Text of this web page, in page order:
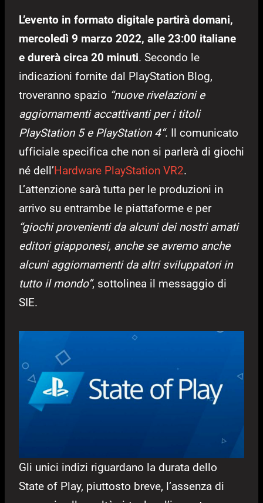
L’evento in formato digitale partirà domani,
mercoledì 9 marzo 2022, alle 23:00 italiane
e durerà circa 20 minuti. Secondo le
indicazioni fornite dal PlayStation Blog,
troveranno spazio “nuove rivelazioni e
aggiornamenti accattivanti per i titoli
PlayStation 5 e PlayStation 4“. Il comunicato
ufficiale specifica che non si parlerà di giochi
né dell’Hardware PlayStation VR2.
L’attenzione sarà tutta per le produzioni in
arrivo su entrambe le piattaforme e per
“giochi provenienti da alcuni dei nostri amati
editori giapponesi, anche se avremo anche
alcuni aggiornamenti da altri sviluppatori in
tutto il mondo”, sottolinea il messaggio di
SIE.
Gli unici indizi riguardano la durata dello
State of Play, piuttosto breve, l’assenza di